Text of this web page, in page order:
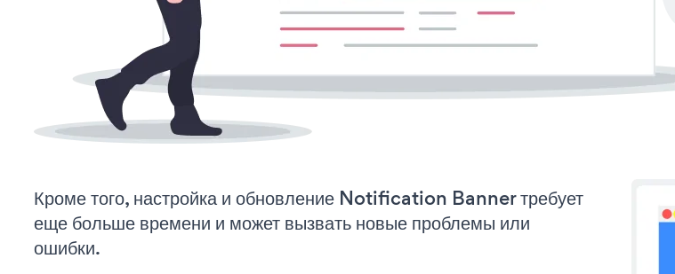
Кроме того, настройка и обновление Notification Banner требует
еще больше времени и может вызвать новые проблемы или
ошибки.